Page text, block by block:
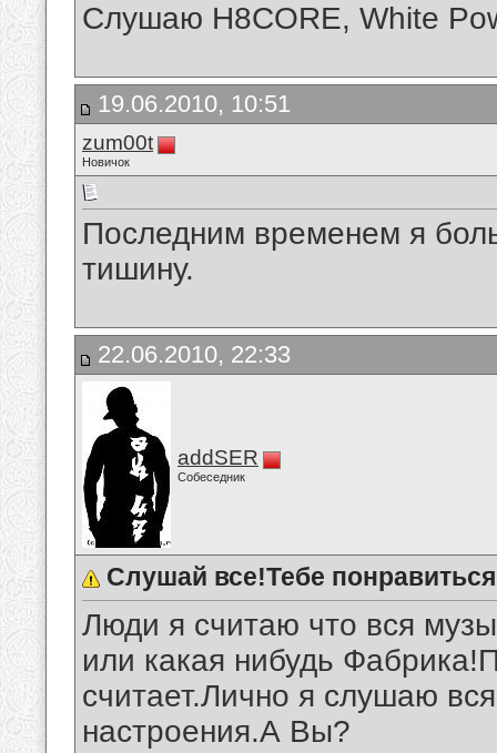
Слушаю H8CORE, White
19.06.2010, 10:51
zum00t
Новичок
Последним временем я
тишину.
22.06.2010, 22:33
addSER
Собеседник
Слушай все!Тебе
Люди я считаю что вся
или какая нибудь
считает.Лично я слушаю
настроения.А Вы?